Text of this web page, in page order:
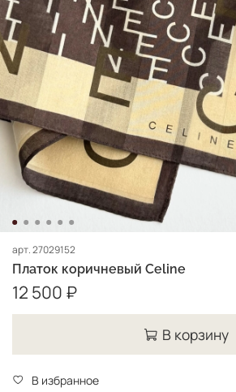
арт.27029152
Платок коричневый Celine
12 500 ₽
В корзину
В избранное